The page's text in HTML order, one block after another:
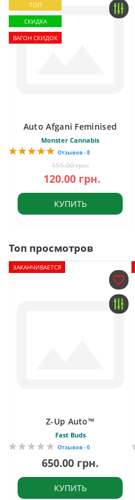
ТОП
СКИДКА
ВАГОН СКИДОК
Auto Afgani Feminised
Monster Cannabis
Отзывов - 8
155.00 грн.
120.00 грн.
КУПИТЬ
Топ просмотров
ЗАКАНЧИВАЕТСЯ
Z-Up Auto™
Fast Buds
Отзывов - 0
650.00 грн.
КУПИТЬ